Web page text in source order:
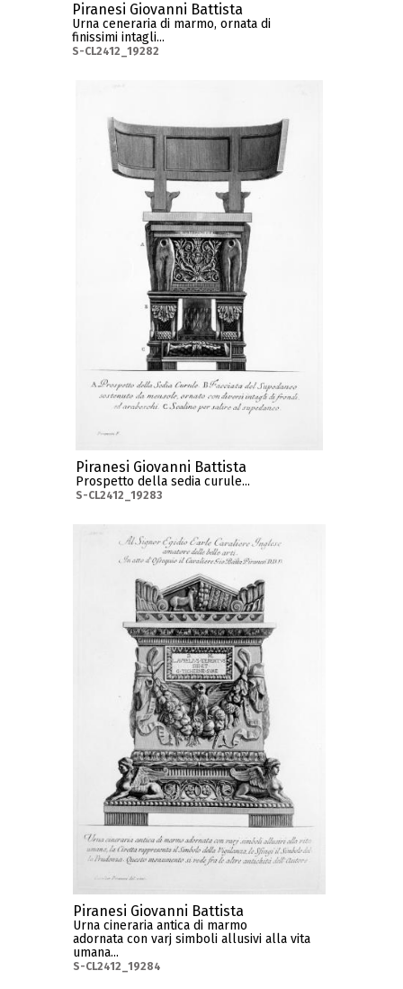
Piranesi Giovanni Battista
Urna ceneraria di marmo, ornata di
finissimi intagli...
S-CL2412_19282
Piranesi Giovanni Battista
Prospetto della sedia curule...
S-CL2412_19283
Piranesi Giovanni Battista
Urna cineraria antica di marmo
adornata con varj simboli allusivi alla vita
umana...
S-CL2412_19284